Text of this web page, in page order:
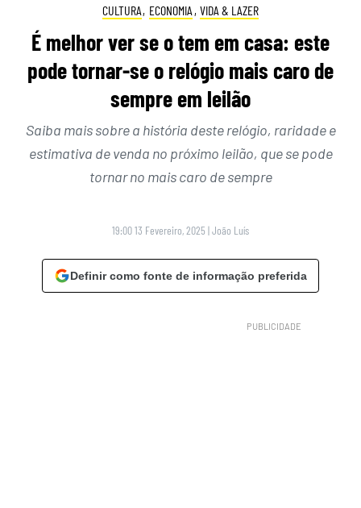
CULTURA, ECONOMIA , VIDA & LAZER
É melhor ver se o tem em casa: este
pode tornar-se o relógio mais caro de
sempre em leilão
Saiba mais sobre a história deste relógio, raridade e
estimativa de venda no próximo leilão, que se pode
tornar no mais caro de sempre
19:00 13 Fevereiro, 2025 |João Luís
Definir como fonte de informação preferida